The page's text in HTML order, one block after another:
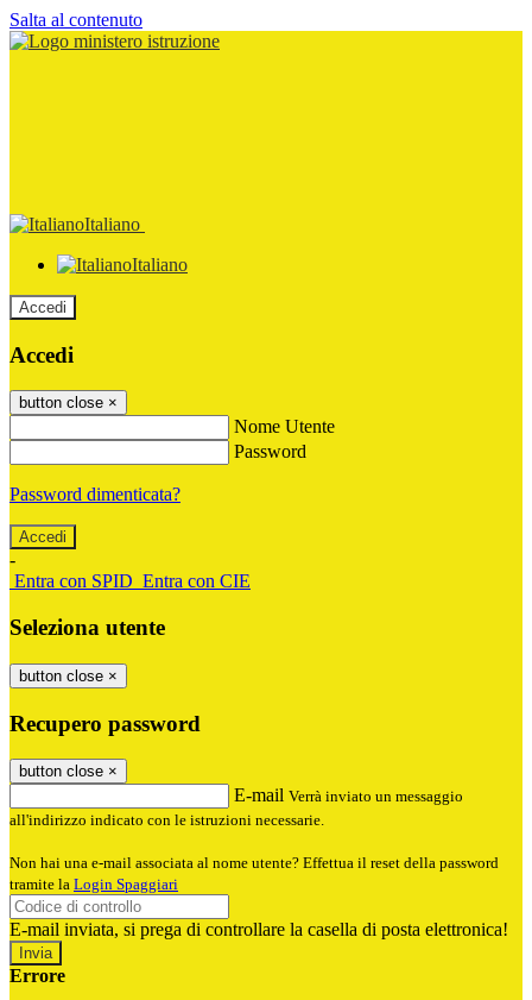
Salta al contenuto
Italiano
Italiano
Accedi
Accedi
button close ×
Nome Utente
Password
Password dimenticata?
-
Entra con SPID Entra con CIE
Seleziona utente
button close ×
Recupero password
button close ×
E-mail Verrà inviato un messaggio
all'indirizzo indicato con le istruzioni necessarie.
Non hai una e-mail associata al nome utente? Effettua il reset della password
tramite la Login Spaggiari
E-mail inviata, si prega di controllare la casella di posta elettronica!
Errore